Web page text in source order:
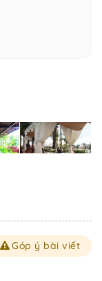
Góp ý bài viết